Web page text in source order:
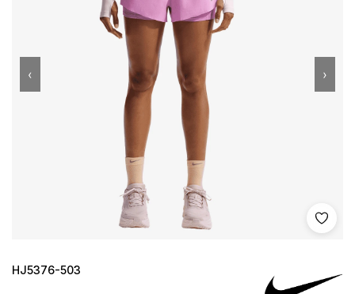
Shto
‹ ›
HJ5376-503